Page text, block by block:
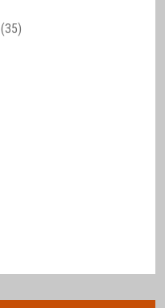
(35)